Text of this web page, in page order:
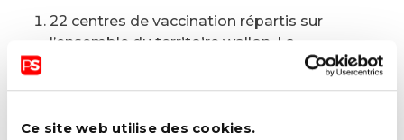
Ce site web utilise des cookies.
22 centres de vaccination répartis sur
l’ensemble du territoire wallon. La
vaccination se fait avec ou sans rendez-
rendez-vous car l’affluence est moindre dans